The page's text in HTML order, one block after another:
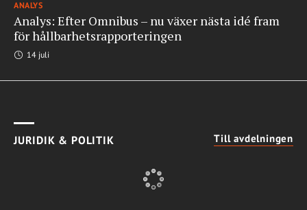
ANALYS
Analys: Efter Omnibus – nu växer nästa idé fram
för hållbarhetsrapporteringen
14 juli
JURIDIK & POLITIK Till avdelningen